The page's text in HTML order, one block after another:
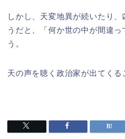
しかし、天変地異が続いたり、
うだと、「何か世の中が間違
う。
天の声を聴く政治家が出てくる